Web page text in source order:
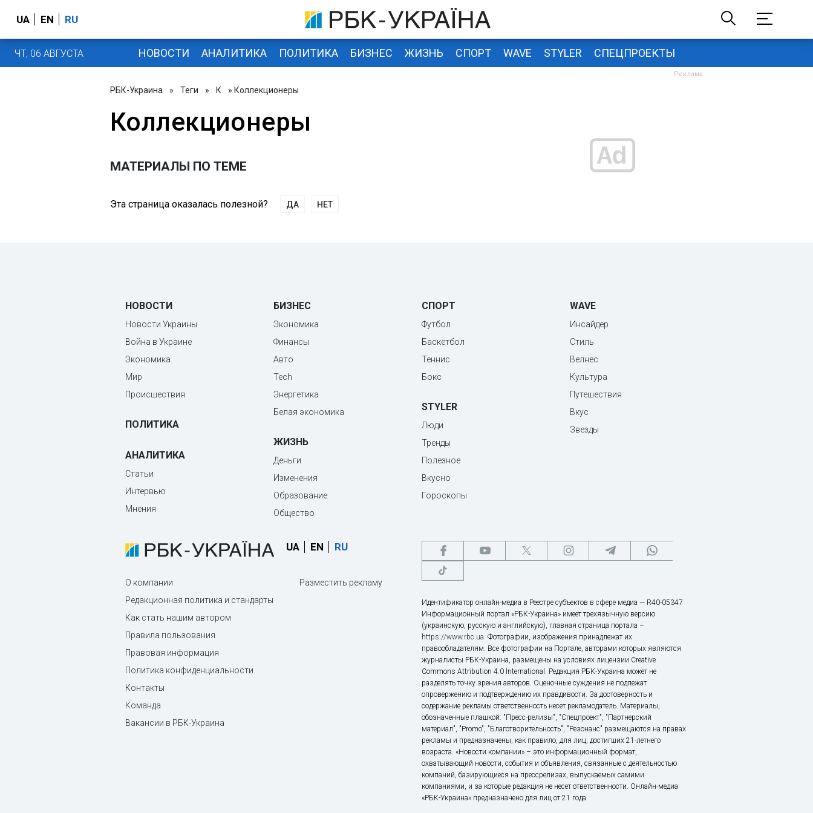
UA EN RU
ЧТ, 06 АВГУСТА НОВОСТИ АНАЛИТИКА ПОЛИТИКА БИЗНЕС ЖИЗНЬ СПОРТ WAVE STYLER СПЕЦПРОЕКТЫ
РБК-Украина » Теги » К » Коллекционеры
Коллекционеры
МАТЕРИАЛЫ ПО ТЕМЕ
Эта страница оказалась полезной? ДА НЕТ
НОВОСТИ
Новости Украины
Война в Украине
Экономика
Мир
Происшествия
ПОЛИТИКА
АНАЛИТИКА
Статьи
Интервью
Мнения
БИЗНЕС
Экономика
Финансы
Авто
Tech
Энергетика
Белая экономика
ЖИЗНЬ
Деньги
Изменения
Образование
Общество
СПОРТ
Футбол
Баскетбол
Теннис
Бокс
STYLER
Люди
Тренды
Полезное
Вкусно
Гороскопы
WAVE
Инсайдер
Стиль
Велнес
Культура
Путешествия
Вкус
Звезды
UA EN RU
О компании
Редакционная политика и стандарты
Как стать нашим автором
Правила пользования
Правовая информация
Политика конфиденциальности
Контакты
Команда
Вакансии в РБК-Украина
Разместить рекламу
Идентификатор онлайн-медиа в Реестре субъектов в сфере медиа — R40-05347
Информационный портал «РБК-Украина» имеет трехязычную версию
(украинскую, русскую и английскую), главная страница портала –
https://www.rbc.ua. Фотографии, изображения принадлежат их
правообладателям. Все фотографии на Портале, авторами которых являются
журналисты РБК-Украина, размещены на условиях лицензии Creative
Commons Attribution 4.0 International. Редакция РБК-Украина может не
разделять точку зрения авторов. Оценочные суждения не подлежат
опровержению и подтверждению их правдивости. За достоверность и
содержание рекламы ответственность несет рекламодатель. Материалы,
обозначенные плашкой: "Пресс-релизы", "Спецпроект", "Партнерский
материал", "Promo", "Благотворительность", "Резонанс" размещаются на правах
рекламы и предназначены, как правило, для лиц, достигших 21-летнего
возраста. «Новости компании» – это информационный формат,
охватывающий новости, события и объявления, связанные с деятельностью
компаний, базирующиеся на прессрелизах, выпускаемых самими
компаниями, и за которые редакция не несет ответственности. Онлайн-медиа
«РБК-Украина» предназначено для лиц от 21 года.